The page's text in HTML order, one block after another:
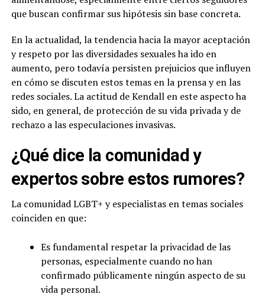
que buscan confirmar sus hipótesis sin base concreta.
En la actualidad, la tendencia hacia la mayor aceptación
y respeto por las diversidades sexuales ha ido en
aumento, pero todavía persisten prejuicios que influyen
en cómo se discuten estos temas en la prensa y en las
redes sociales. La actitud de Kendall en este aspecto ha
sido, en general, de protección de su vida privada y de
rechazo a las especulaciones invasivas.
¿Qué dice la comunidad y
expertos sobre estos rumores?
La comunidad LGBT+ y especialistas en temas sociales
coinciden en que:
Es fundamental respetar la privacidad de las
personas, especialmente cuando no han
confirmado públicamente ningún aspecto de su
vida personal.